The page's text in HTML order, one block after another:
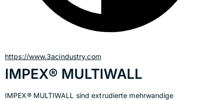
https://www.3acindustry.com
IMPEX® MULTIWALL
IMPEX® MULTIWALL sind extrudierte mehrwandige